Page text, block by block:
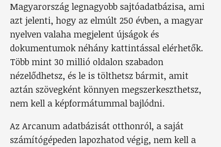
Magyarország legnagyobb sajtóadatbázisa, ami
azt jelenti, hogy az elmúlt 250 évben, a magyar
nyelven valaha megjelent újságok és
dokumentumok néhány kattintással elérhetők.
Több mint 30 millió oldalon szabadon
nézelődhetsz, és le is tölthetsz bármit, amit
aztán szövegként könnyen megszerkeszthetsz,
nem kell a képformátummal bajlódni.
Az Arcanum adatbázisát otthonról, a saját
számítógépeden lapozhatod végig, nem kell a